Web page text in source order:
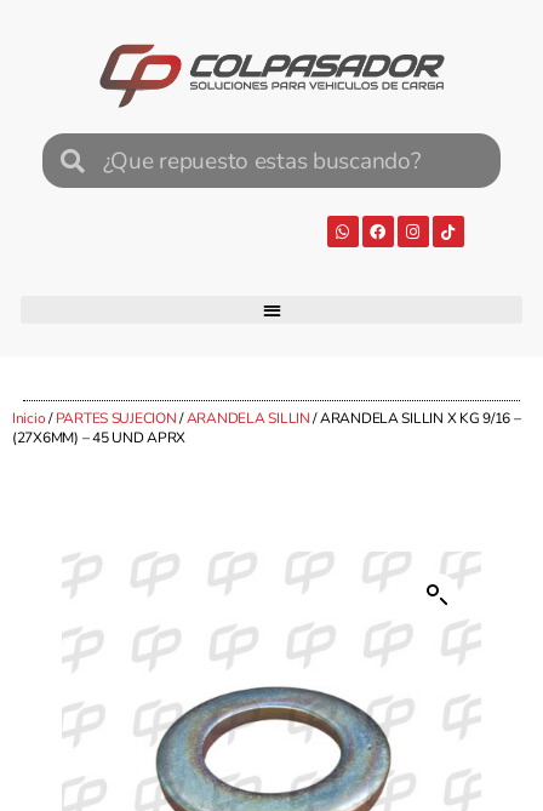
Inicio/PARTES SUJECION/ARANDELA SILLIN/ ARANDELA SILLIN X KG 9/16 –
(27X6MM) – 45 UND APRX